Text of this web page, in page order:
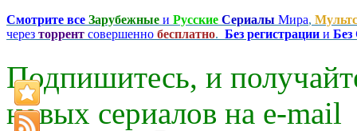
Смотрите все Зарубежные и Русские Сериалы Мира,
через торрент совершенно бесплатно. Без регистрации и
Подпишитесь, и
новых сериалов на e-mаil